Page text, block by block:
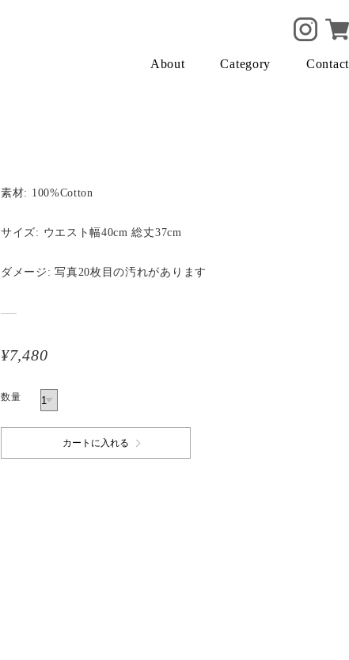
About Category Contact
素材: 100%Cotton
サイズ: ウエスト幅40cm 総丈37cm
ダメージ: 写真20枚目の汚れがあります
¥7,480
数量